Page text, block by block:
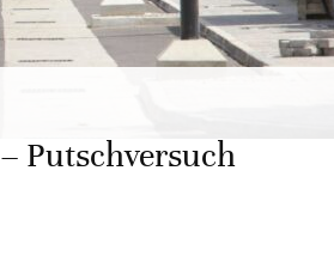
Putschversuch